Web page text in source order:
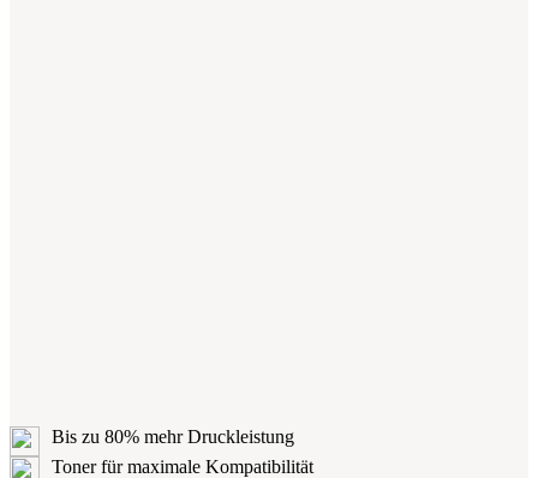
Bis zu 80% mehr Druckleistung
Toner für maximale Kompatibilität